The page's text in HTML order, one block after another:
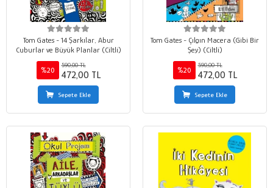
Tom Gates - 14 Şarkılar, Abur
Cuburlar ve Büyük Planlar (Ciltli)
%20
590,00 TL
472,00 TL
Sepete Ekle
Tom Gates - Çılgın Macera (Gibi Bir
Şey) (Ciltli)
%20
590,00 TL
472,00 TL
Sepete Ekle